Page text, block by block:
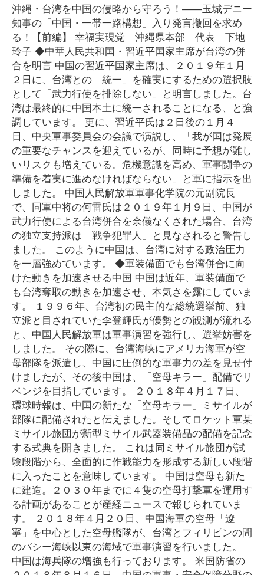
沖縄・台湾を中国の侵略から守ろう！――玉城デニー
知事の「中国・一帯一路構想」入り発言撤回を求め
る！【前編】 幸福実現党 沖縄県本部 代表 下地
玲子 ◆中華人民共和国・習近平国家主席が台湾の併
合を明言 中国の習近平国家主席は、２０１９年１月
２日に、台湾との「統一」を確実にするための選択肢
として「武力行使を排除しない」と明言しました。台
湾は最終的に中国本土に統一されることになる、と強
調しています。 更に、習近平氏は２日後の１月４
日、中央軍事委員会の会議で演説し、「我が国は発展
の重要なチャンスを迎えているが、同時に予想が難し
いリスクも増えている。危機意識を高め、軍事闘争の
準備を着実に進めなければならない」と軍に指示を出
しました。 中国人民解放軍軍事化学院の元副院長
で、同軍中将の何雷氏は２０１９年１月９日、中国が
武力行使による台湾併合を余儀なくされた場合、台湾
の独立支持派は「戦争犯罪人」と見なされると警告し
ました。 このように中国は、台湾に対する政治圧力
を一層強めています。 ◆軍装備面でも台湾併合に向
けた動きを加速させる中国 中国は近年、軍装備面で
も台湾奪取の動きを加速させ、本気さを露にしていま
す。 １９９６年、台湾初の民主的な総統選挙前、独
立派と目されていた李登輝氏が優勢との観測が流れる
と、中国人民解放軍は軍事演習を強行し、選挙妨害を
しました。 その際に、台湾海峡にアメリカ海軍が空
母部隊を派遣し、中国に圧倒的な軍事力の差を見せ付
けましたが、その後中国は、「空母キラー」配備でリ
ベンジを目指しています。 ２０１８年４月１７日、
環球時報は、中国の新たな「空母キラー」ミサイルが
部隊に配備されたと伝えました。そしてロケット軍某
ミサイル旅団が新型ミサイル武器装備品の配備を記念
する式典を開きました。 これは同ミサイル旅団が試
験段階から、全面的に作戦能力を形成する新しい段階
に入ったことを意味しています。 中国は空母も新た
に建造。２０３０年までに４隻の空母打撃軍を運用す
る計画があることが産経ニュースで報じられていま
す。 ２０１８年４月２０日、中国海軍の空母「遼
寧」を中心とした空母艦隊が、台湾とフィリピンの間
のバシー海峡以東の海域で軍事演習を行いました。
中国は海兵隊の増強も行っております。 米国防省の